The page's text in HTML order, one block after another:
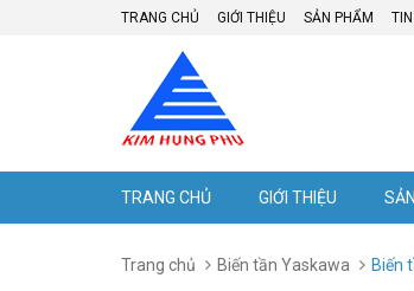
TRANG CHỦ GIỚI THIỆU SẢN PHẨM
TRANG CHỦ GIỚI THIỆU
Trang chủ Biến tần Yaskawa Biến